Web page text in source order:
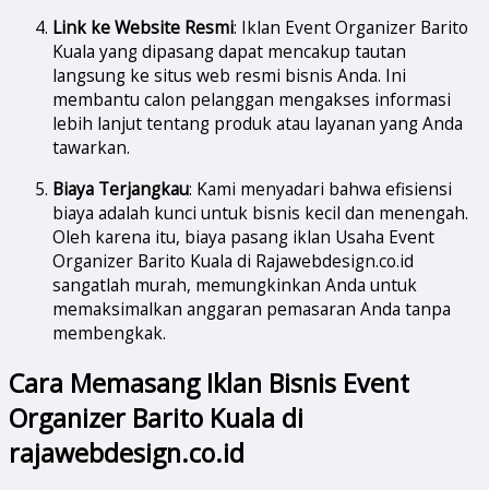
Link ke Website Resmi: Iklan Event Organizer Barito
Kuala yang dipasang dapat mencakup tautan
langsung ke situs web resmi bisnis Anda. Ini
membantu calon pelanggan mengakses informasi
lebih lanjut tentang produk atau layanan yang Anda
tawarkan.
Biaya Terjangkau: Kami menyadari bahwa efisiensi
biaya adalah kunci untuk bisnis kecil dan menengah.
Oleh karena itu, biaya pasang iklan Usaha Event
Organizer Barito Kuala di Rajawebdesign.co.id
sangatlah murah, memungkinkan Anda untuk
memaksimalkan anggaran pemasaran Anda tanpa
membengkak.
Cara Memasang Iklan Bisnis Event
Organizer Barito Kuala di
rajawebdesign.co.id